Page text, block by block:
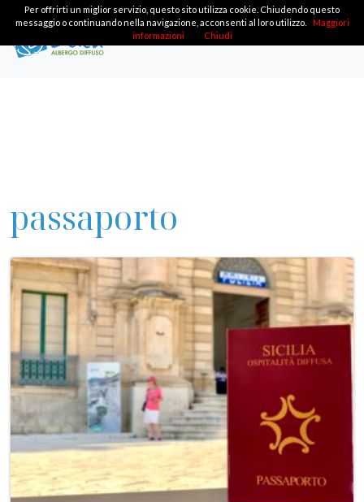
passaporto
Per offrirti un miglior servizio, questo sito utilizza cookie. Chiudendo questo
messaggio o continuando nella navigazione, acconsenti al loro utilizzo.
Maggiori
informazioni
Chiudi